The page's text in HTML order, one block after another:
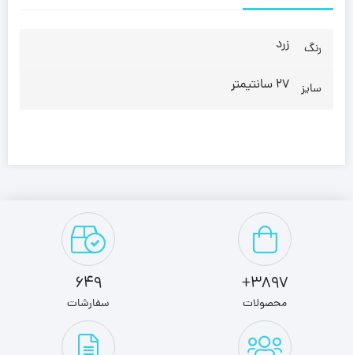
رنگ زرد
سایز 27 سانتیمتر
3897+
محصولات
649
سفارشات